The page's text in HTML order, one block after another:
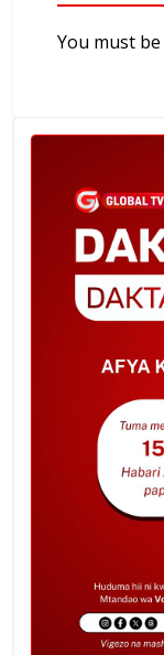
You must be